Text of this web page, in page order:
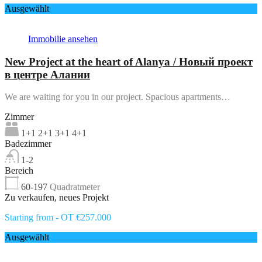
Ausgewählt
Immobilie ansehen
New Project at the heart of Alanya / Новый проект
в центре Алании
We are waiting for you in our project. Spacious apartments…
Zimmer
1+1 2+1 3+1 4+1
Badezimmer
1-2
Bereich
60-197 Quadratmeter
Zu verkaufen, neues Projekt
Starting from - OT €257.000
Ausgewählt